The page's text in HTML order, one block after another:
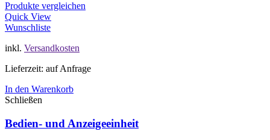
Produkte vergleichen
Quick View
Wunschliste
inkl. Versandkosten
Lieferzeit: auf Anfrage
In den Warenkorb
Schließen
Bedien- und Anzeigeeinheit